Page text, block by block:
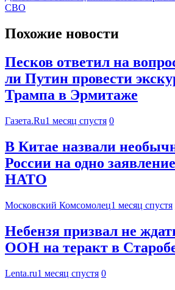
СВО
Похожие новости
Песков ответил на
ли Путин провести
Трампа в Эрмитаже
Газета.Ru1 месяц спустя 0
В Китае назвали
России на одно
НАТО
Московский Комсомолец1 месяц спустя
Небензя призвал не
ООН на теракт в
Lenta.ru1 месяц спустя 0